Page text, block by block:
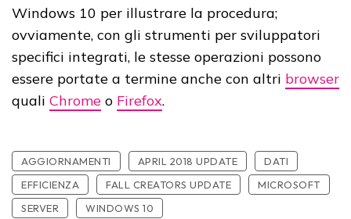
Windows 10 per illustrare la procedura;
ovviamente, con gli strumenti per sviluppatori
specifici integrati, le stesse operazioni possono
essere portate a termine anche con altri browser
quali Chrome o Firefox.
AGGIORNAMENTI APRIL 2018 UPDATE
DATI
EFFICIENZA
FALL CREATORS UPDATE
MICROSOFT
SERVER
WINDOWS 10